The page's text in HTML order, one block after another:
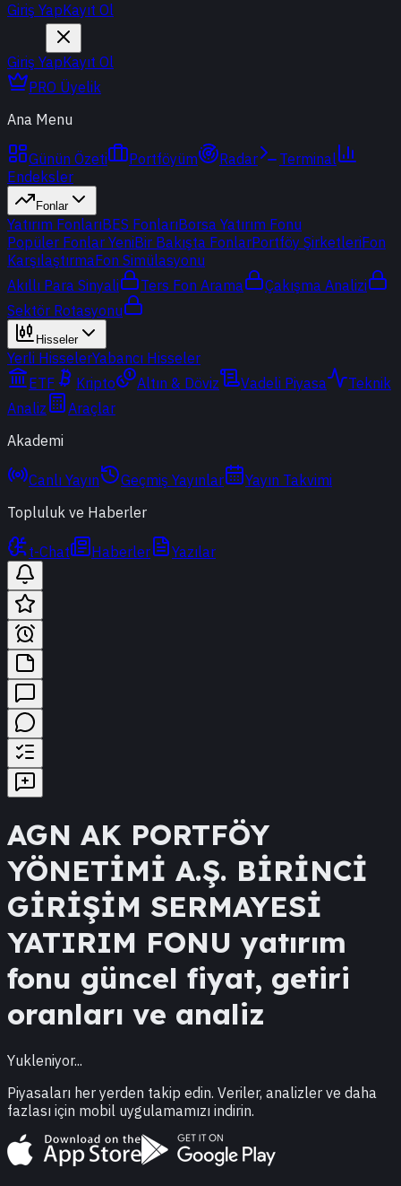
Giriş YapKayıt Ol
Giriş YapKayıt Ol
PRO Üyelik
Ana Menu
Günün Özeti Portföyüm Radar
Terminal
Endeksler
Fonlar
Yatırım FonlarıBES FonlarıBorsa Yatırım Fonu
Popüler Fonlar YeniBir Bakışta FonlarPortföy ŞirketleriFon
KarşılaştırmaFon Simülasyonu
Akıllı Para Sinyali
Ters Fon Arama
Çakışma Analizi
Sektör Rotasyonu
Hisseler
Yerli HisselerYabancı Hisseler
ETF
Kripto Altın & Döviz Vadeli Piyasa
Teknik
Analiz
Araçlar
Akademi
Canlı Yayın Geçmiş Yayınlar
Yayın Takvimi
Topluluk ve Haberler
t-Chat Haberler Yazılar
AGN AK PORTFÖY
YÖNETİMİ A.Ş. BİRİNCİ
GİRİŞİM SERMAYESİ
YATIRIM FONU yatırım
fonu güncel fiyat, getiri
oranları ve analiz
Yukleniyor...
Piyasaları her yerden takip edin. Veriler, analizler ve daha
fazlası için mobil uygulamamızı indirin.